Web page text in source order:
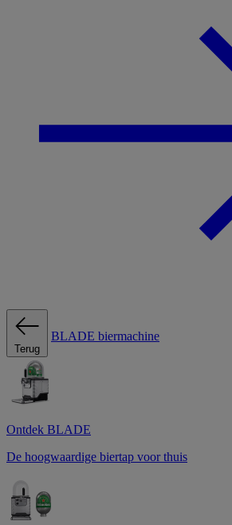
Terug
BLADE biermachine
Ontdek BLADE
De hoogwaardige biertap voor thuis